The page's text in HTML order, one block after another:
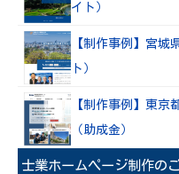
イト）
【制作事例】宮城
ト）
【制作事例】東京
（助成金）
士業ホームページ制作の